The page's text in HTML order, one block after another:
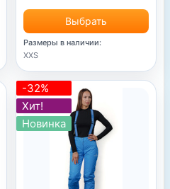
Выбрать
Размеры в наличии:
XXS
-32%
Хит!
Новинка